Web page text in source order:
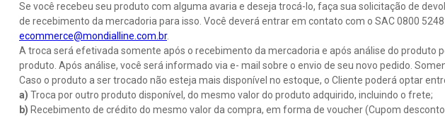
Se você recebeu seu produto com alguma avaria e deseja trocá-lo, faça sua solicitação de
de recebimento da mercadoria para isso. Você deverá entrar em contato com o SAC 0800
ecommerce@mondialline.com.br.
A troca será efetivada somente após o recebimento da mercadoria e após análise do produto
produto. Após análise, você será informado via e- mail sobre o envio de seu novo pedido.
Caso o produto a ser trocado não esteja mais disponível no estoque, o Cliente poderá optar
a) Troca por outro produto disponível, do mesmo valor do produto adquirido, incluindo o frete;
b) Recebimento de crédito do mesmo valor da compra, em forma de voucher (Cupom